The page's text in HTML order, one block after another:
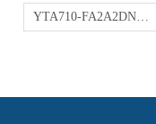
YTA710-FA2A2DN变送器